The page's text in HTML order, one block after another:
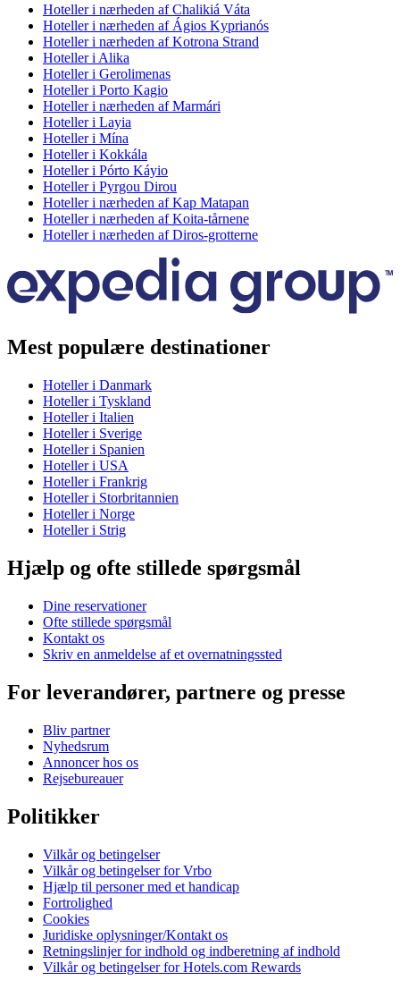
Hoteller i nærheden af Chalikiá Váta
Hoteller i nærheden af Ágios Kyprianós
Hoteller i nærheden af Kotrona Strand
Hoteller i Alika
Hoteller i Gerolimenas
Hoteller i Porto Kagio
Hoteller i nærheden af Marmári
Hoteller i Layia
Hoteller i Mína
Hoteller i Kokkála
Hoteller i Pórto Káyio
Hoteller i Pyrgou Dirou
Hoteller i nærheden af Kap Matapan
Hoteller i nærheden af Koita-tårnene
Hoteller i nærheden af Diros-grotterne
Mest populære destinationer
Hoteller i Danmark
Hoteller i Tyskland
Hoteller i Italien
Hoteller i Sverige
Hoteller i Spanien
Hoteller i USA
Hoteller i Frankrig
Hoteller i Storbritannien
Hoteller i Norge
Hoteller i Strig
Hjælp og ofte stillede spørgsmål
Dine reservationer
Ofte stillede spørgsmål
Kontakt os
Skriv en anmeldelse af et overnatningssted
For leverandører, partnere og presse
Bliv partner
Nyhedsrum
Annoncer hos os
Rejsebureauer
Politikker
Vilkår og betingelser
Vilkår og betingelser for Vrbo
Hjælp til personer med et handicap
Fortrolighed
Cookies
Juridiske oplysninger/Kontakt os
Retningslinjer for indhold og indberetning af indhold
Vilkår og betingelser for Hotels.com Rewards